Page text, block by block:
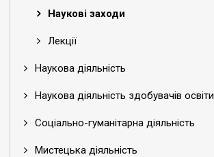
Наукові заходи
Лекції
Наукова діяльність
Наукова діяльність здобувачів освіти
Соціально-гуманітарна діяльність
Мистецька діяльність